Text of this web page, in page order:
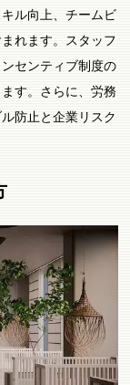
ル向上、チームビ
れます。スタッフ
センティブ制度の
す。さらに、労務
防止と企業リスク